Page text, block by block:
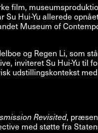
film,
Hui-Yu allerede
Museum of
og Regen Li, som
inviteret Su Hui-Yu til
udstillingskontekst med
Revisited,
med støtte fra